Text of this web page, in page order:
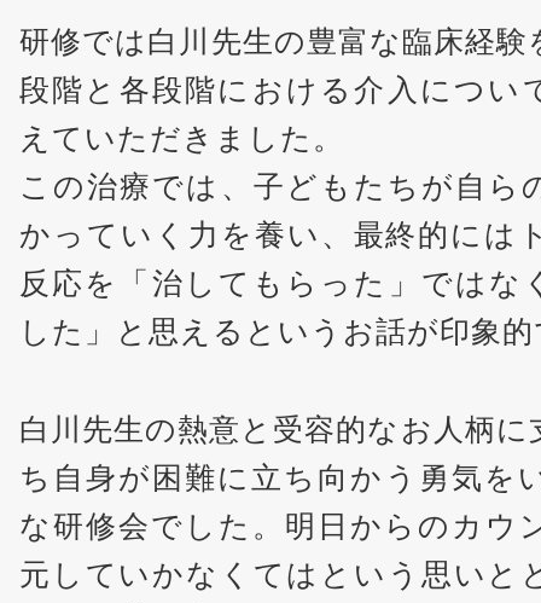
研修では白川先生の豊富な臨床経験
段階と各段階における介入につい
えていただきました。
この治療では、子どもたちが自ら
かっていく力を養い、最終的には
反応を「治してもらった」ではな
した」と思えるというお話が印象
白川先生の熱意と受容的なお人柄
ち自身が困難に立ち向かう勇気を
な研修会でした。明日からのカウ
元していかなくてはという思いと